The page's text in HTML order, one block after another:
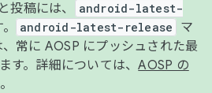
投稿には、
android-latest-
android-latest-release
マ
常に AOSP にプッシュされた最
す。詳細については、AOSP の